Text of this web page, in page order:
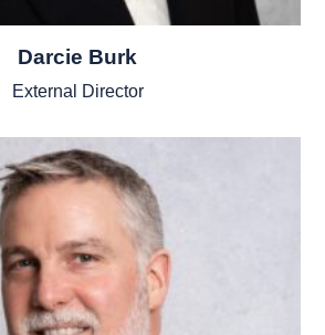
Darcie Burk
External Director